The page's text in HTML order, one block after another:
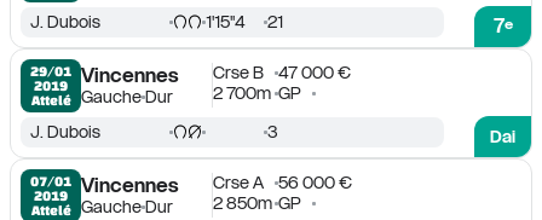
7e
J. Dubois 1'15''4 21
29/01
2019
Attelé
Vincennes
GaucheDur
Crse B
47 000 €
2 700m GP
Dai
J. Dubois 3
07/01
2019
Attelé
Vincennes
GaucheDur
Crse A
56 000 €
2 850m GP